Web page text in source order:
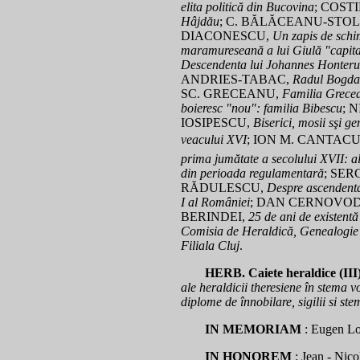
elita politică din Bucovina;
Hâjdău; C. BĂLĂCEANU-
DIACONESCU, Un zapis de
maramureseană a lui Giulă
Descendenta lui Johannes
ANDRIES-TABAC, Radul
SC. GRECEANU, Familia
boieresc "nou": familia Bibescu;
IOSIPESCU, Biserici, mosii sşi
veacului XVI; ION M.
prima jumătate a secolului XVII:
din perioada regulamentară;
RĂDULESCU, Despre
I al României; DAN
BERINDEI, 25 de ani de
Comisia de Heraldică,
Filiala Cluj.
HERB. Caiete heraldice
ale heraldicii theresiene în stema
diplome de înnobilare, sigilii si
IN MEMORIAM : Eugen
IN HONOREM : Jean -